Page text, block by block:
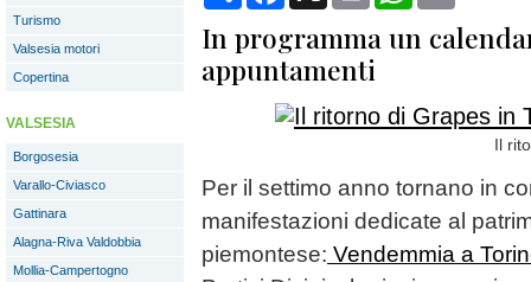
Turismo
Valsesia motori
Copertina
VALSESIA
Borgosesia
Varallo-Civiasco
Gattinara
Alagna-Riva Valdobbia
Mollia-Campertogno
In programma un
appuntamenti
Il
Per il settimo anno tornano in
manifestazioni dedicate al
piemontese: Vendemmia a